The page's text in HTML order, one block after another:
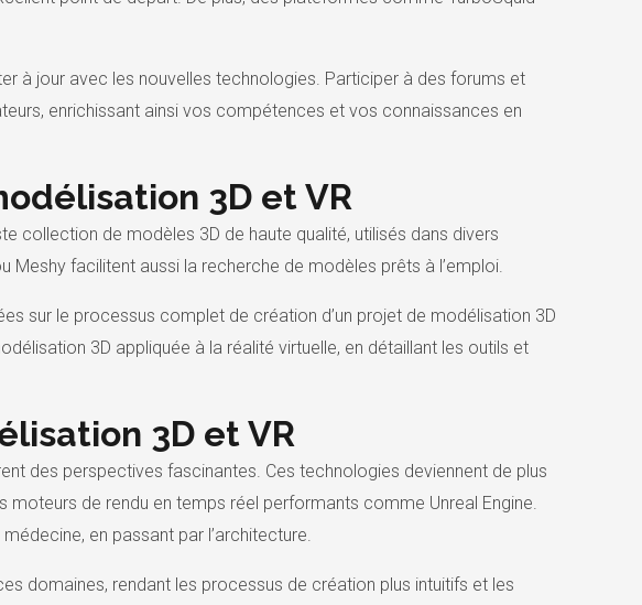
à jour avec les nouvelles technologies. Participer à des forums et
enrichissant ainsi vos compétences et vos connaissances en
3D et VR
collection de modèles 3D de haute qualité, utilisés dans divers
Meshy facilitent aussi la recherche de modèles prêts à l’emploi.
sur le processus complet de création d’un projet de modélisation 3D
3D appliquée à la réalité virtuelle, en détaillant les outils et
3D et VR
des perspectives fascinantes. Ces technologies deviennent de plus
de rendu en temps réel performants comme Unreal Engine.
en passant par l’architecture.
domaines, rendant les processus de création plus intuitifs et les